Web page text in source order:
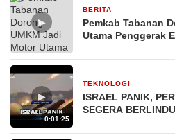
▶
BERITA
Pemkab Tabanan
Utama Penggerak
▶
0:01:25
TEKNOLOGI
ISRAEL PANIK,
SEGERA